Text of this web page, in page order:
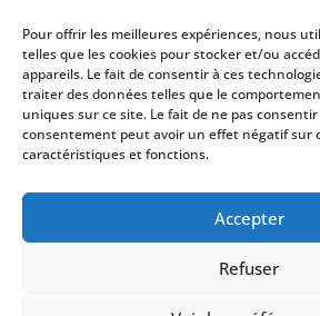
Pour offrir les meilleures expériences, nous
telles que les cookies pour stocker et/ou
appareils. Le fait de consentir à ces
traiter des données telles que le
uniques sur ce site. Le fait de ne pas
consentement peut avoir un effet négatif sur
caractéristiques et fonctions.
Accepter
Refuser
Défaite 8-6
Composée de Thomas,
Maxence.
—> Maxence et Thomas
chacun et Julien et Pierre